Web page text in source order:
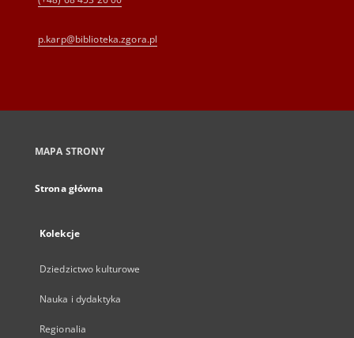
p.karp@biblioteka.zgora.pl
MAPA STRONY
Strona główna
Kolekcje
Dziedzictwo kulturowe
Nauka i dydaktyka
Regionalia